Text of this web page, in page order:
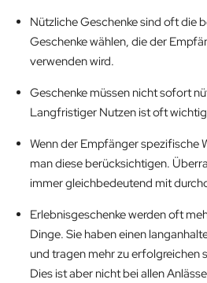
Nützliche Geschenke sind oft die
Geschenke wählen, die der
verwenden wird.
Geschenke müssen nicht sofort
Langfristiger Nutzen ist oft
Wenn der Empfänger spezifische
man diese berücksichtigen.
immer gleichbedeutend mit
Erlebnisgeschenke werden oft
Dinge. Sie haben einen
und tragen mehr zu erfolgreichen
Dies ist aber nicht bei allen